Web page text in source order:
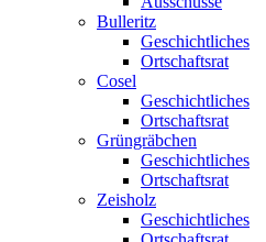
Bulleritz
Geschichtliches
Ortschaftsrat
Cosel
Geschichtliches
Ortschaftsrat
Grüngräbchen
Geschichtliches
Ortschaftsrat
Zeisholz
Geschichtliches